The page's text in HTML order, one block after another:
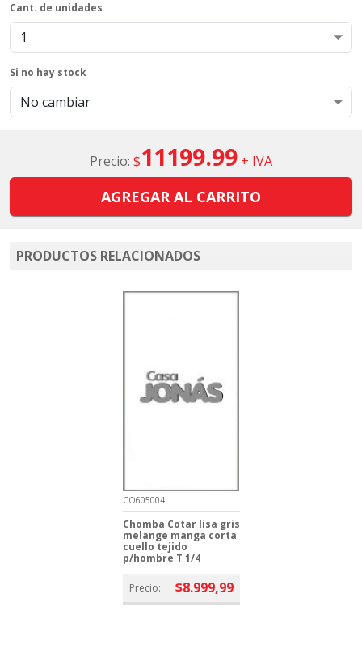
Cant. de unidades
Si no hay stock
Precio: $11199.99 + IVA
AGREGAR AL CARRITO
PRODUCTOS RELACIONADOS
CO605004
Chomba Cotar lisa gris
melange manga corta
cuello tejido
p/hombre T 1/4
Precio: $8.999,99